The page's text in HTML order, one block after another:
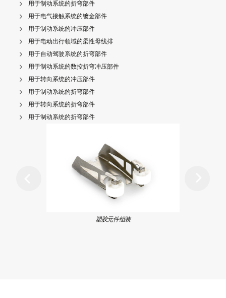
用于制动系统的折弯部件
用于电气接触系统的镀金部件
用于制动系统的冲压部件
用于电动出行领域的柔性母线排
用于自动驾驶系统的折弯部件
用于制动系统的数控折弯冲压部件
用于转向系统的冲压部件
用于制动系统的折弯部件
用于转向系统的折弯部件
用于制动系统的折弯部件
塑胶元件组装